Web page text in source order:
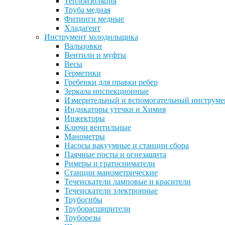
Труба медная
Фитинги медные
Хладагент
Инструмент холодильщика
Вальцовки
Вентили и муфты
Весы
Герметики
Гребенки для правки ребер
Зеркала инспекционные
Измерительный и вспомогательный
Индикаторы утечки и Химия
Инжекторы
Ключи вентильные
Манометры
Насосы вакуумные и станции сбора
Паячные посты и огнезащита
Римеры и гратосниматели
Станции манометрические
Течеискатели ламповые и красители
Течеискатели электронные
Трубогибы
Труборасширители
Труборезы